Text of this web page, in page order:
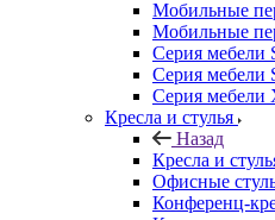
Мобильные
Мобильные
Серия мебели
Серия мебели
Серия мебели
Кресла и стулья
Назад
Кресла и
Офисные
Конференц-